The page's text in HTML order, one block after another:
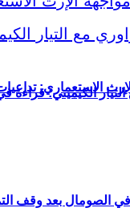
الاستعماري:
الكيميتي: قراءة
الصومال بعد وقف